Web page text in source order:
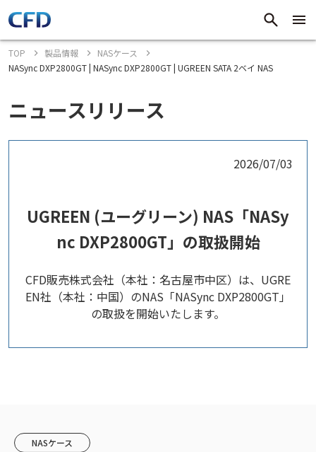
TOP 製品情報
NASケース
NASync DXP2800GT | NASync DXP2800GT | UGREEN SATA 2ベイ NAS
ニュースリリース
2026/07/03
UGREEN (ユーグリーン) NAS「NASy
nc DXP2800GT」の取扱開始
CFD販売株式会社（本社：名古屋市中区）は、UGRE
EN社（本社：中国）のNAS「NASync DXP2800GT」
の取扱を開始いたします。
NASケース